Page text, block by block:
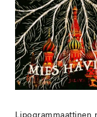
Lipogrammaattinen